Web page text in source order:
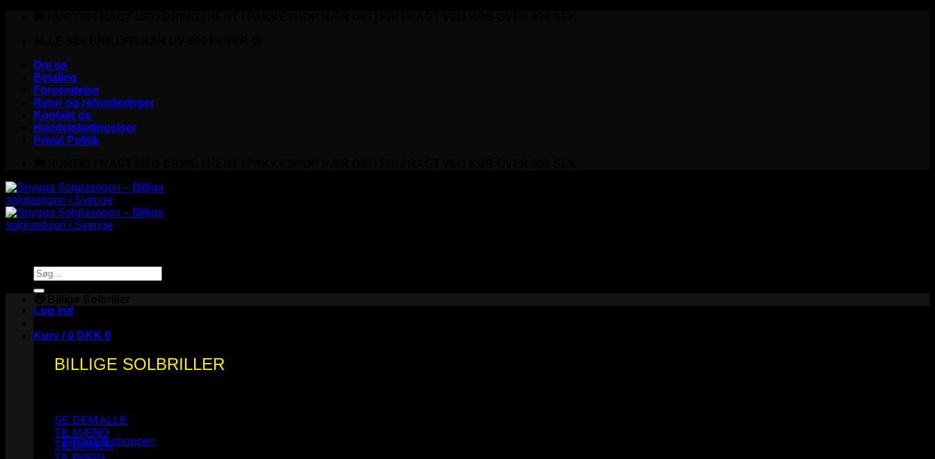
Om os
Betaling
Forsendelse
Retur og refunderinger
Kontakt os
Handelsbetingelser
Privat Politik
Søg
efter:
Log ind
Kurv /0 DKK 0
Ingen varer i kurven.
Tilbage til shoppen
BILLIGE SOLBRILLER
SE DEM ALLE
TIL MÆND
TIL DAMER